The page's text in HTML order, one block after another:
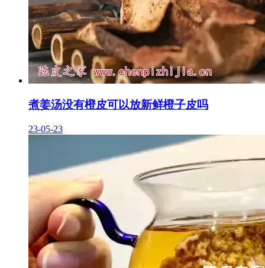
煮姜汤没有橙皮可以放新鲜橙子皮吗
23-05-23